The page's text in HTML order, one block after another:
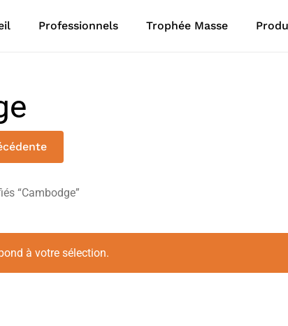
Professionnels Trophée Masse
“Cambodge”
à votre sélection.